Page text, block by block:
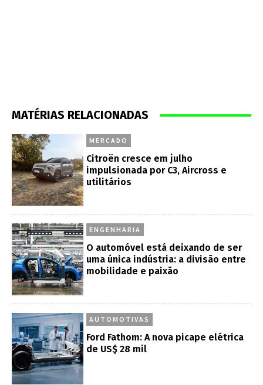
MATÉRIAS RELACIONADAS
MERCADO
Citroën cresce em julho
impulsionada por C3, Aircross e
utilitários
ENGENHARIA
O automóvel está deixando de ser
uma única indústria: a divisão entre
mobilidade e paixão
AUTOMOTIVAS
Ford Fathom: A nova picape elétrica
de US$ 28 mil